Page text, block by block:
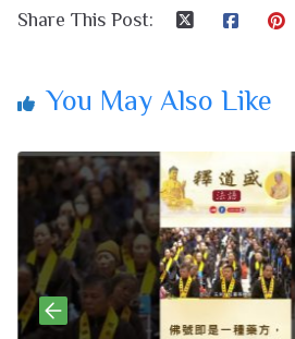
Share This Post:
You May Also Like